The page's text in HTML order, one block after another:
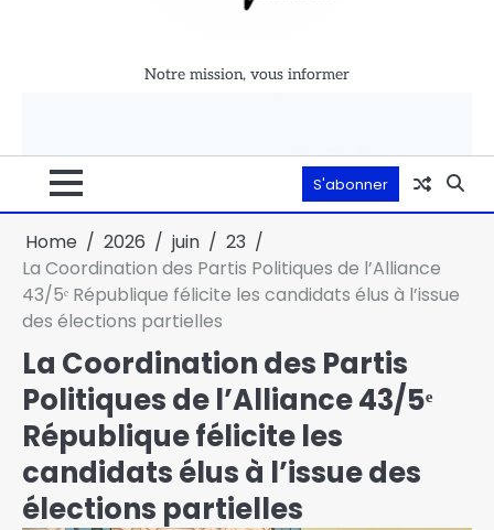
Notre mission, vous informer
S'abonner
Home 2026 juin
23
La Coordination des Partis Politiques de l’Alliance
43/5ᵉ République félicite les candidats élus à l’issue
des élections partielles
La Coordination des Partis
Politiques de l’Alliance 43/5ᵉ
République félicite les
candidats élus à l’issue des
élections partielles